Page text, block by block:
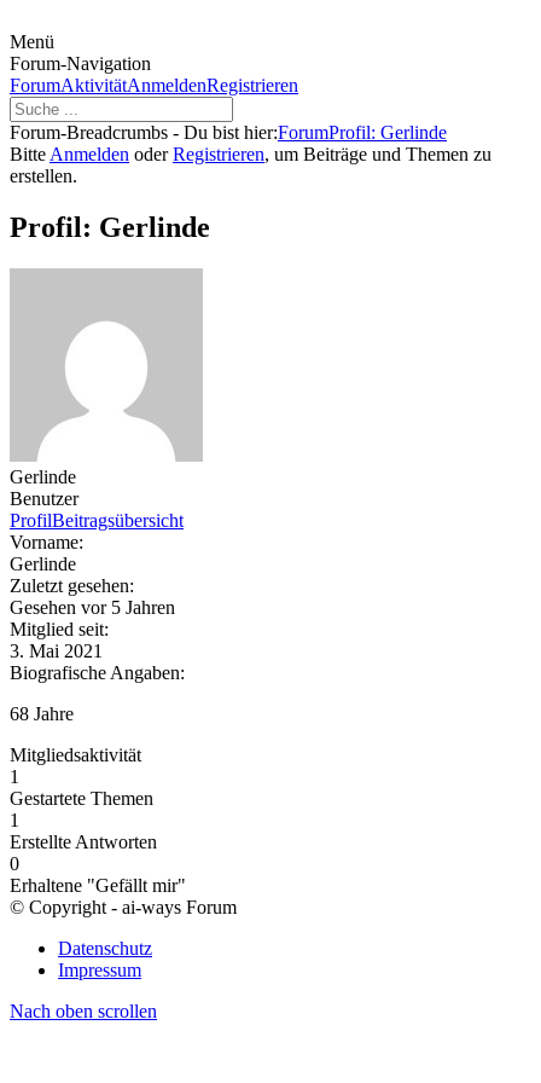
Menü
Forum-Navigation
ForumAktivitätAnmeldenRegistrieren
Forum-Breadcrumbs - Du bist hier:ForumProfil: Gerlinde
Bitte Anmelden oderRegistrieren, um Beiträge und Themen zu
erstellen.
Profil: Gerlinde
Gerlinde
Benutzer
ProfilBeitragsübersicht
Vorname:
Gerlinde
Zuletzt gesehen:
Gesehen vor 5 Jahren
Mitglied seit:
3. Mai 2021
Biografische Angaben:
68 Jahre
Mitgliedsaktivität
1
Gestartete Themen
1
Erstellte Antworten
0
Erhaltene "Gefällt mir"
© Copyright - ai-ways Forum
Datenschutz
Impressum
Nach oben scrollen